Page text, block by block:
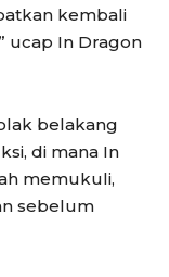
kembali
ucap In Dragon
belakang
di mana In
memukuli,
sebelum